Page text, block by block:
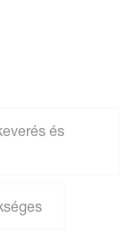
és